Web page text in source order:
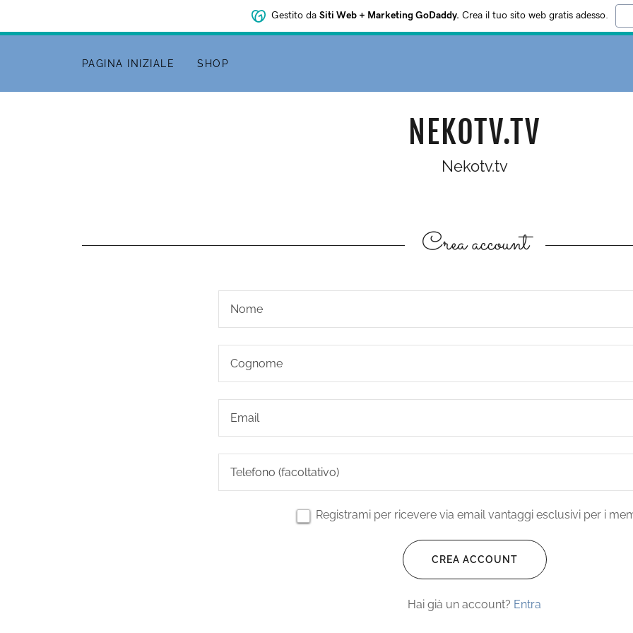
Gestito da Siti Web + Marketing GoDaddy. Crea il tuo sito web gratis adesso.
PAGINA INIZIALE SHOP
NEKOTV.TV
Nekotv.tv
Crea account
Registrami per ricevere via email vantaggi esclusivi per i
CREA ACCOUNT
Hai già un account? Entra